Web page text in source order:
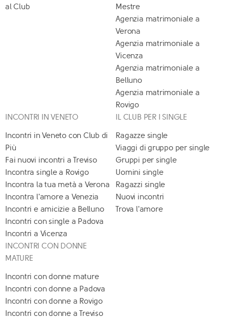
al Club
Mestre
Agenzia matrimoniale a
Verona
Agenzia matrimoniale a
Vicenza
Agenzia matrimoniale a
Belluno
Agenzia matrimoniale a
Rovigo
INCONTRI IN VENETO
Incontri in Veneto con Club di
Più
Fai nuovi incontri a Treviso
Incontra single a Rovigo
Incontra la tua metà a Verona
Incontra l'amore a Venezia
Incontri e amicizie a Belluno
Incontri con single a Padova
Incontri a Vicenza
IL CLUB PER I SINGLE
Ragazze single
Viaggi di gruppo per single
Gruppi per single
Uomini single
Ragazzi single
Nuovi incontri
Trova l'amore
INCONTRI CON DONNE
MATURE
Incontri con donne mature
Incontri con donne a Padova
Incontri con donne a Rovigo
Incontri con donne a Treviso